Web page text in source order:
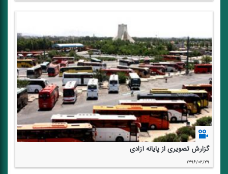
گزارش تصویری از پایانه آزادی
۱۳۹۶/۰۲/۲۹